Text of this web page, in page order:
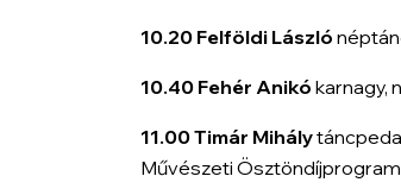
10.20 Felföldi László
10.40 Fehér Anikó karnagy,
11.00 Timár Mihály
Művészeti